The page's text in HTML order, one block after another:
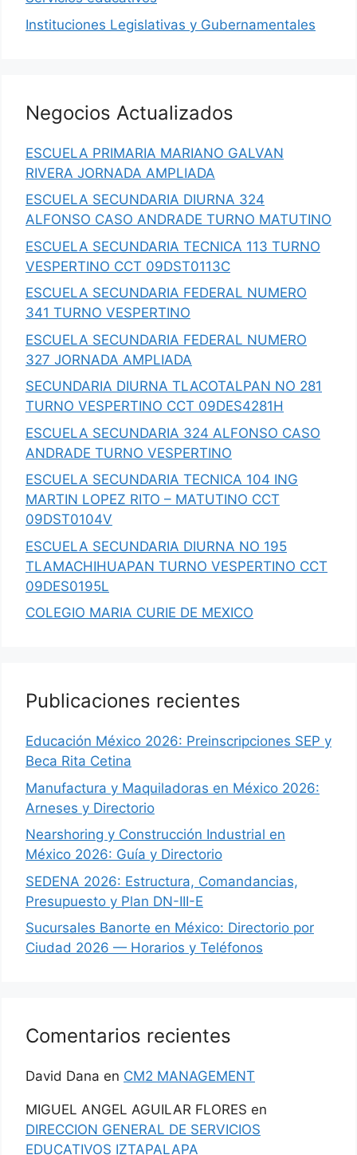
Instituciones Legislativas y Gubernamentales
Negocios Actualizados
ESCUELA PRIMARIA MARIANO GALVAN
RIVERA JORNADA AMPLIADA
ESCUELA SECUNDARIA DIURNA 324
ALFONSO CASO ANDRADE TURNO MATUTINO
ESCUELA SECUNDARIA TECNICA 113 TURNO
VESPERTINO CCT 09DST0113C
ESCUELA SECUNDARIA FEDERAL NUMERO
341 TURNO VESPERTINO
ESCUELA SECUNDARIA FEDERAL NUMERO
327 JORNADA AMPLIADA
SECUNDARIA DIURNA TLACOTALPAN NO 281
TURNO VESPERTINO CCT 09DES4281H
ESCUELA SECUNDARIA 324 ALFONSO CASO
ANDRADE TURNO VESPERTINO
ESCUELA SECUNDARIA TECNICA 104 ING
MARTIN LOPEZ RITO – MATUTINO CCT
09DST0104V
ESCUELA SECUNDARIA DIURNA NO 195
TLAMACHIHUAPAN TURNO VESPERTINO CCT
09DES0195L
COLEGIO MARIA CURIE DE MEXICO
Publicaciones recientes
Educación México 2026: Preinscripciones SEP y
Beca Rita Cetina
Manufactura y Maquiladoras en México 2026:
Arneses y Directorio
Nearshoring y Construcción Industrial en
México 2026: Guía y Directorio
SEDENA 2026: Estructura, Comandancias,
Presupuesto y Plan DN-III-E
Sucursales Banorte en México: Directorio por
Ciudad 2026 — Horarios y Teléfonos
Comentarios recientes
David Dana en CM2 MANAGEMENT
MIGUEL ANGEL AGUILAR FLORES en
DIRECCION GENERAL DE SERVICIOS
EDUCATIVOS IZTAPALAPA